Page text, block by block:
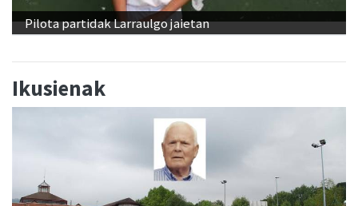
Pilota partidak Larraulgo jaietan
Ikusienak